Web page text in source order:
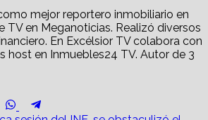
mejor reportero inmobiliario en
TV en Meganoticias. Realizó diversos
En Excélsior TV colabora con
host en Inmuebles24 TV. Autor de 3
Share
Email
Share
WhatsApp